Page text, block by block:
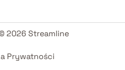
2026 Streamline
Prywatności